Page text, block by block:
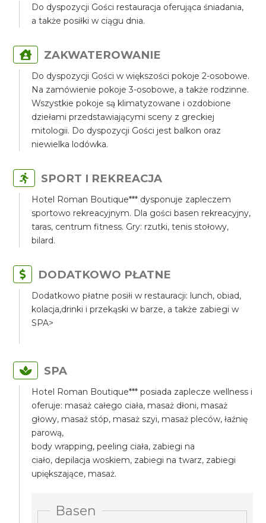
Do dyspozycji Gości restauracja oferująca śniadania,
a także posiłki w ciągu dnia.
ZAKWATEROWANIE
Do dyspozycji Gości w większości pokoje 2-osobowe.
Na zamówienie pokoje 3-osobowe, a także rodzinne.
Wszystkie pokoje są klimatyzowane i ozdobione
dziełami przedstawiającymi sceny z greckiej
mitologii. Do dyspozycji Gości jest balkon oraz
niewielka lodówka.
SPORT I REKREACJA
Hotel Roman Boutique*** dysponuje zapleczem
sportowo rekreacyjnym. Dla gości basen rekreacyjny,
taras, centrum fitness. Gry: rzutki, tenis stołowy,
bilard.
DODATKOWO PŁATNE
Dodatkowo płatne posiłi w restauracji: lunch, obiad,
kolacja,drinki i przekąski w barze, a także zabiegi w
SPA>
SPA
Hotel Roman Boutique*** posiada zaplecze wellness i
oferuje: masaż całego ciała, masaż dłoni, masaż
głowy, masaż stóp, masaż szyi, masaż pleców, łaźnię
parową,
body wrapping, peeling ciała, zabiegi na
ciało, depilacja woskiem, zabiegi na twarz, zabiegi
upiększające, masaż.
Basen